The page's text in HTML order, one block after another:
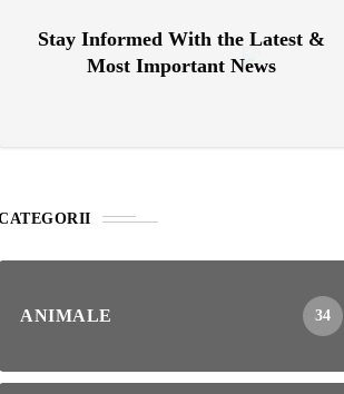
Stay Informed With the Latest &
Most Important News
ANIMALE 34